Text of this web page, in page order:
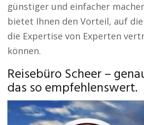
günstiger und einfacher
bietet Ihnen den Vorteil, auf
die Expertise von Experten
können.
Reisebüro Scheer –
das so empfehlenswert.